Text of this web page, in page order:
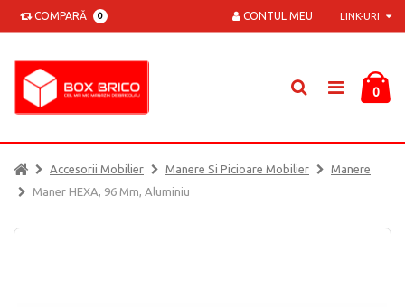
COMPARĂ 0 LINK-URI
CONTUL MEU
0
Accesorii Mobilier Manere Si Picioare Mobilier
Manere
Maner HEXA, 96 Mm, Aluminiu